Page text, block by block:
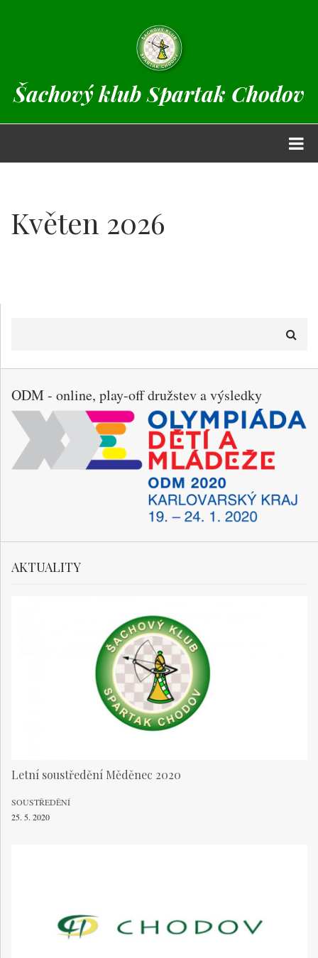
Šachový klub Spartak Chodov
Květen 2026
ODM - online, play-off družstev a výsledky
AKTUALITY
Letní soustředění Měděnec 2020
SOUSTŘEDĚNÍ
25. 5. 2020